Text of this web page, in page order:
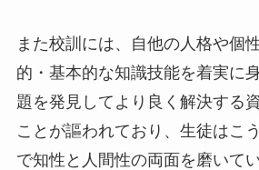
また校訓には、自他の人格や個
的・基本的な知識技能を着実に
題を発見してより良く解決する
ことが謳われており、生徒はこ
で知性と人間性の両面を磨いてい